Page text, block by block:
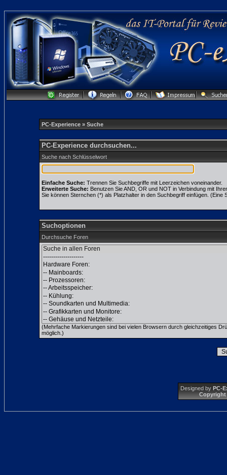
PC-Experience » Suche
PC-Experience durchsuchen...
Suche nach Schlüsselwort
Einfache Suche: Trennen Sie Suchbegriffe mit Leerzeichen voneinander.
Erweiterte Suche: Benutzen Sie AND, OR und NOT in Verbindung mit
Sie können Sternchen (*) als Platzhalter in den Suchbegriff einfügen. (Eine
Suchoptionen
Durchsuche Foren
(Mehrfache Markierungen sind bei vielen Browsern durch gleichzeitiges
möglich.)
Designed by PC-
Copyright